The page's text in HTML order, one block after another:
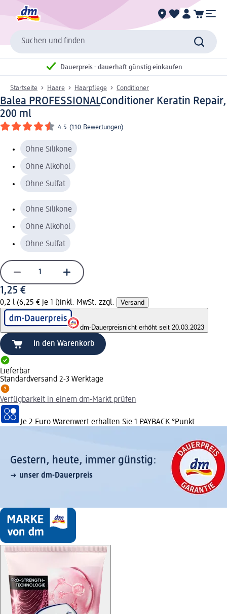
Suchen und finden
Dauerpreis - dauerhaft günstig einkaufen
Startseite Haare Haarpflege Conditioner
Balea PROFESSIONALConditioner Keratin Repair,
200 ml
4.5 (110 Bewertungen)
Ohne Silikone
Ohne Alkohol
Ohne Sulfat
Ohne Silikone
Ohne Alkohol
Ohne Sulfat
1,25 €
0,2 l (6,25 € je 1 l)inkl. MwSt. zzgl. Versand
dm-Dauerpreisnicht erhöht seit 20.03.2023
In den Warenkorb
Lieferbar
Standardversand 2-3 Werktage
Verfügbarkeit in einem dm-Markt prüfen
Je 2 Euro Warenwert erhalten Sie 1 PAYBACK °Punkt
Gestern, heute, immer günstig:
unser dm-Dauerpreis